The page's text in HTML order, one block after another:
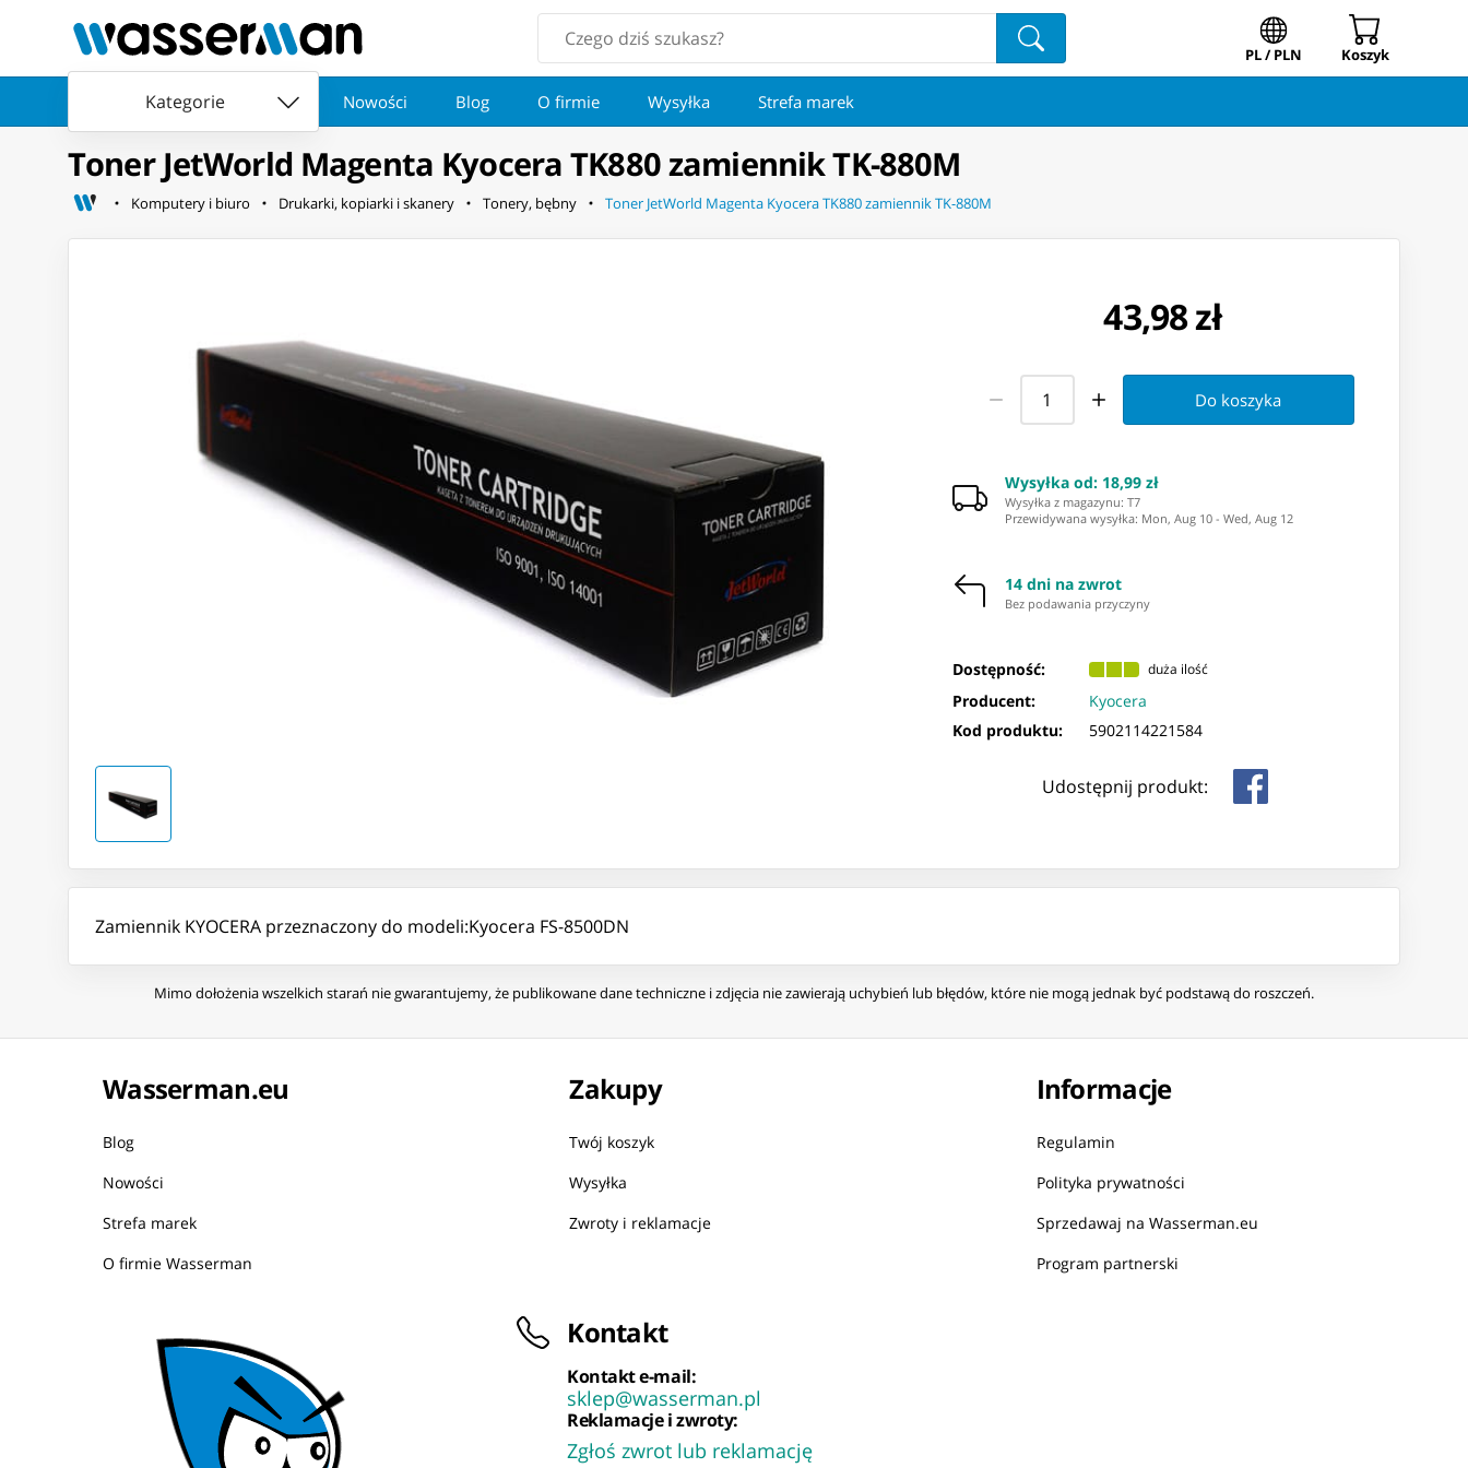
PL / PLN Koszyk
Kategorie Nowości Blog O firmie Wysyłka Strefa marek
Toner JetWorld Magenta Kyocera TK880 zamiennik TK-880M
Komputery i biuro Drukarki, kopiarki i skanery Tonery, bębny Toner JetWorld Magenta Kyocera TK880 zamiennik TK-880M
43,98 zł
Do koszyka
Wysyłka od: 18,99 zł
Wysyłka z magazynu: ⁨T7⁩
Przewidywana wysyłka: Mon, Aug 10 -Wed, Aug 12
14 dni na zwrot
Bez podawania przyczyny
Dostępność: duża ilość
Producent:
Kyocera
Kod produktu:
5902114221584
Udostępnij produkt:
Zamiennik KYOCERA przeznaczony do modeli:Kyocera FS-8500DN
Mimo dołożenia wszelkich starań nie gwarantujemy, że publikowane dane techniczne i zdjęcia nie zawierają uchybień lub błędów, które nie mogą jednak być podstawą do roszczeń.
Wasserman.eu
Blog
Nowości
Strefa marek
O firmie Wasserman
Zakupy
Twój koszyk
Wysyłka
Zwroty i reklamacje
Informacje
Regulamin
Polityka prywatności
Sprzedawaj na Wasserman.eu
Program partnerski
Kontakt
Kontakt e-mail:
sklep@wasserman.pl
Reklamacje i zwroty:
Zgłoś zwrot lub reklamację